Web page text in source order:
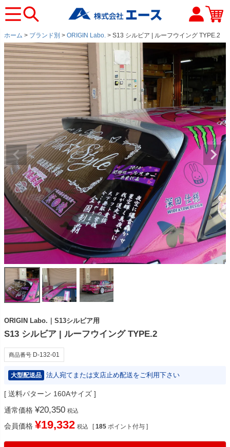
ホーム ブランド別 ORIGIN Labo. S13 シルビア | ルーフウイング TYPE.2
ORIGIN Labo.｜S13シルビア用
S13 シルビア | ルーフウイング TYPE.2
商品番号 D-132-01
大型配送品 法人宛てまたは支店止め配送をご利用下さい
送料パターン 160Aサイズ
通常価格 ¥20,350 税込
会員価格 ¥19,332 税込 [ 185 ポイント付与 ]